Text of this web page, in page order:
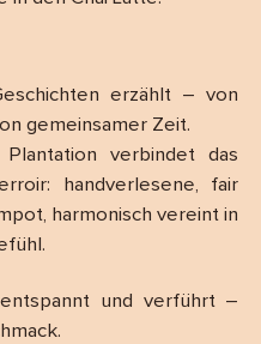
erzählt – von
gemeinsamer Zeit.
verbindet das
handverlesene, fair
harmonisch vereint in
und verführt –